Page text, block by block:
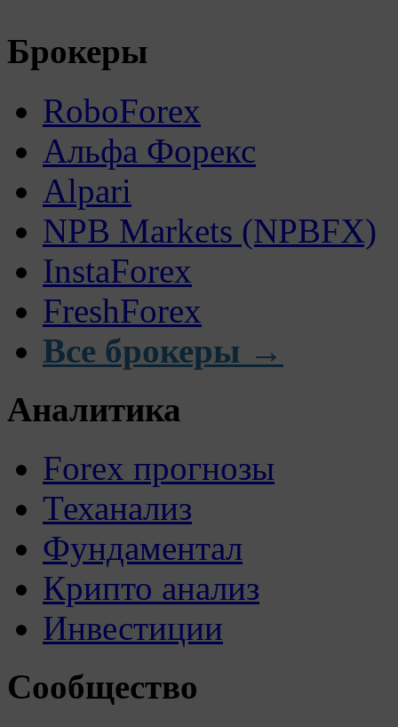
Брокеры
RoboForex
Альфа Форекс
Alpari
NPB Markets (NPBFX)
InstaForex
FreshForex
Все брокеры →
Аналитика
Forex прогнозы
Теханализ
Фундаментал
Крипто анализ
Инвестиции
Сообщество